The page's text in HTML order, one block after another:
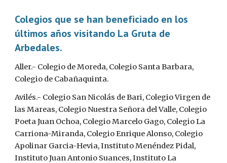
Colegios que se han beneficiado en los
últimos años visitando La Gruta de
Arbedales.
Aller.- Colegio de Moreda, Colegio Santa Barbara,
Colegio de Cabañaquinta.
Avilés.- Colegio San Nicolás de Bari, Colegio Virgen de
las Mareas, Colegio Nuestra Señora del Valle, Colegio
Poeta Juan Ochoa, Colegio Marcelo Gago, Colegio La
Carriona-Miranda, Colegio Enrique Alonso, Colegio
Apolinar Garcia-Hevia, Instituto Menéndez Pidal,
Instituto Juan Antonio Suances, Instituto La